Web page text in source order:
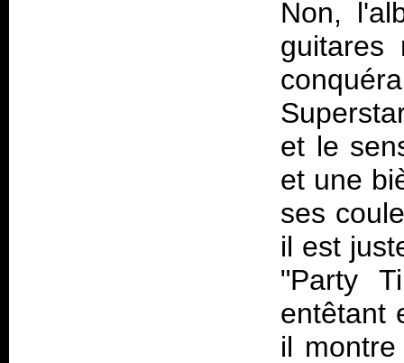
Non,
guitares
et le
et une
ses
il est
"Party
entêtant
il